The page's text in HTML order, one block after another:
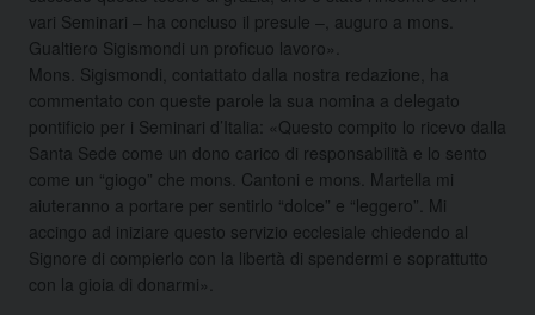
vari Seminari – ha concluso il presule –, auguro a mons.
Gualtiero Sigismondi un proficuo lavoro».
Mons. Sigismondi, contattato dalla nostra redazione, ha
commentato con queste parole la sua nomina a delegato
pontificio per i Seminari d’Italia: «Questo compito lo ricevo dalla
Santa Sede come un dono carico di responsabilità e lo sento
come un “giogo” che mons. Cantoni e mons. Martella mi
aiuteranno a portare per sentirlo “dolce” e “leggero”. Mi
accingo ad iniziare questo servizio ecclesiale chiedendo al
Signore di compierlo con la libertà di spendermi e soprattutto
con la gioia di donarmi».